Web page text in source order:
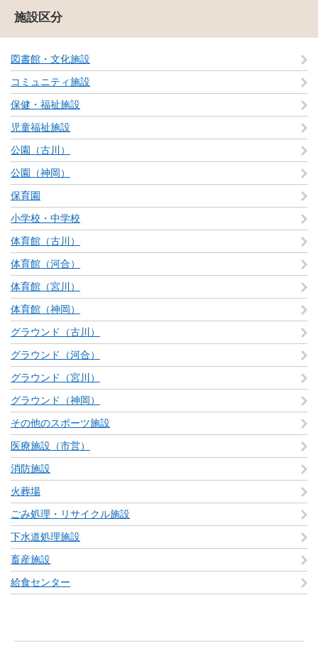
施設区分
図書館・文化施設
コミュニティ施設
保健・福祉施設
児童福祉施設
公園（古川）
公園（神岡）
保育園
小学校・中学校
体育館（古川）
体育館（河合）
体育館（宮川）
体育館（神岡）
グラウンド（古川）
グラウンド（河合）
グラウンド（宮川）
グラウンド（神岡）
その他のスポーツ施設
医療施設（市営）
消防施設
火葬場
ごみ処理・リサイクル施設
下水道処理施設
畜産施設
給食センター